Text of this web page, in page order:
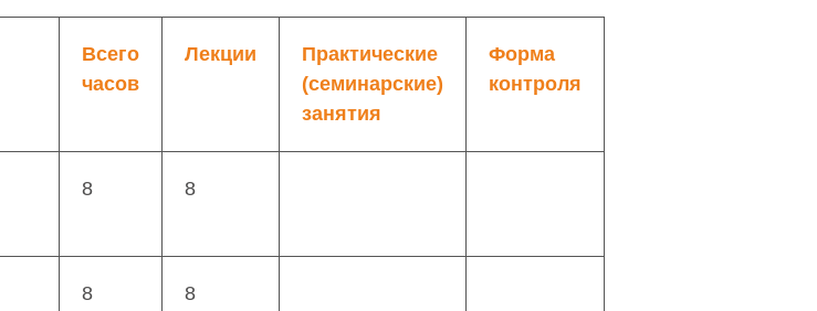
Всего
часов
Лекции
Практические
(семинарские)
занятия
Форма
контроля
8 8
8 8